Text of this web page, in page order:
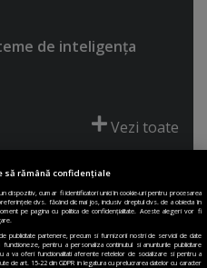
de inteligenţa
Vezi toate
COLECTARE ACORD COOKIE
DESPRE SITE
ECHIPA
CONTACT
ARHIVA
să rămână confidențiale
dispozitiv, cum ar fi identificatori unici în cookie-uri pentru procesarea
dvs. făcând clic mai jos, inclusiv dreptul dvs. de a obiecta în
pe pagina cu politica de confidențialitate. Aceste alegeri vor fi
publicitate partenere, precum si furnizorii nostri de servicii de date
pentru a personaliza continutul si anunturile publicitare
va oferi functionalitati aferente retelelor de socializare si pentru a
de art. 15-22 din GDPR in legatura cu prelucrarea datelor cu caracter